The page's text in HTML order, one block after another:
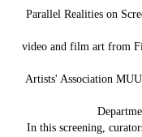
Parallel Realities on
video and film art from
Artists' Association
In this screening,